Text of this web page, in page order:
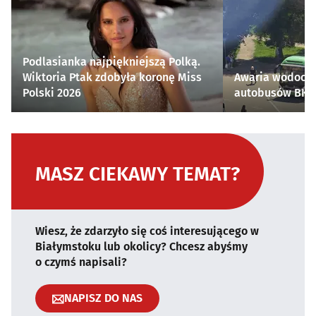
Podlasianka najpiękniejszą Polką.
Wiktoria Ptak zdobyła koronę Miss
Polski 2026
Awaria
autobusów
MASZ CIEKAWY TEMAT?
Wiesz, że zdarzyło się coś interesującego w
Białymstoku lub okolicy? Chcesz abyśmy
o czymś napisali?
NAPISZ DO NAS